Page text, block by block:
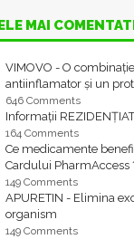
MAI
VIMOVO - O
antiinflamator și un
646 Comments
Informații
164 Comments
Ce medicamente
Cardului PharmAccess
149 Comments
APURETIN - Elimina
organism
149 Comments